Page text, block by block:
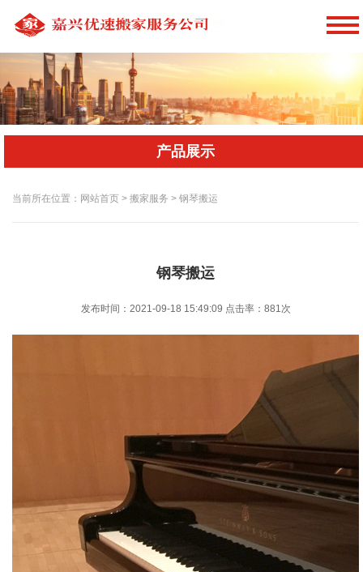
产品展示
当前所在位置：网站首页 > 搬家服务 > 钢琴搬运
钢琴搬运
发布时间：2021-09-18 15:49:09 点击率： 881次